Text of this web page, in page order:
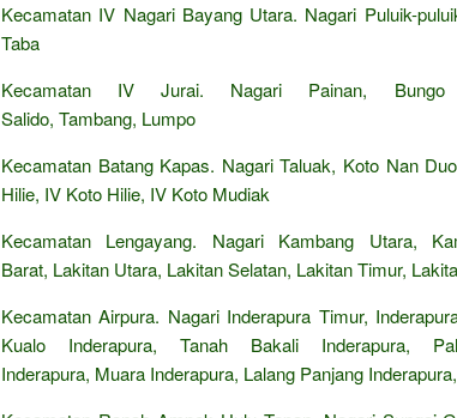
Kecamatan IV Nagari Bayang Utara. Nagari Puluik-
Taba
Kecamatan IV Jurai. Nagari Painan,
Salido, Tambang, Lumpo
Kecamatan Batang Kapas. Nagari Taluak, Koto Nan
Hilie, IV Koto Hilie, IV Koto Mudiak
Kecamatan Lengayang. Nagari Kambang Utara,
Barat, Lakitan Utara, Lakitan Selatan, Lakitan Timur,
Kecamatan Airpura. Nagari Inderapura Timur,
Kualo Inderapura, Tanah Bakali Inderapura,
Inderapura, Muara Inderapura, Lalang Panjang